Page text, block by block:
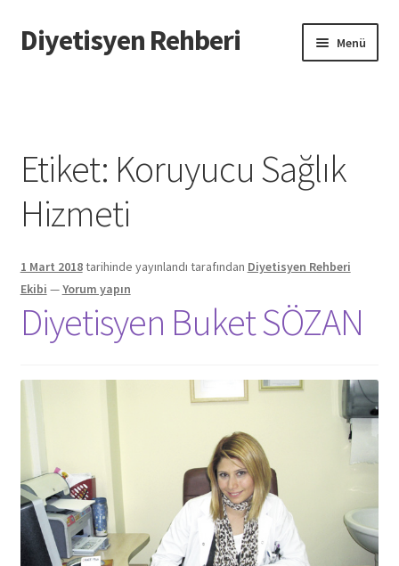
Dolaşıma
geç
İçeriğe
geç
Diyetisyen Rehberi Menü
Hata Bildir
iletişim
Sayfamı Düzenlemek İstiyorum
Yardım
Etiket: Koruyucu Sağlık
Hizmeti
1 Mart 2018tarihinde yayınlandı tarafından Diyetisyen Rehberi
Ekibi —Yorum yapın
Diyetisyen Buket SÖZAN